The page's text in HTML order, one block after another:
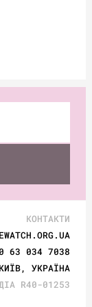
КОНТАКТИ
63 034 7038
УКРАЇНА
R40-01253